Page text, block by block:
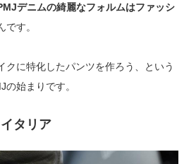
デニムの綺麗なフォルムはファッシ
です。
クに特化したパンツを作ろう、という
始まりです。
タリア